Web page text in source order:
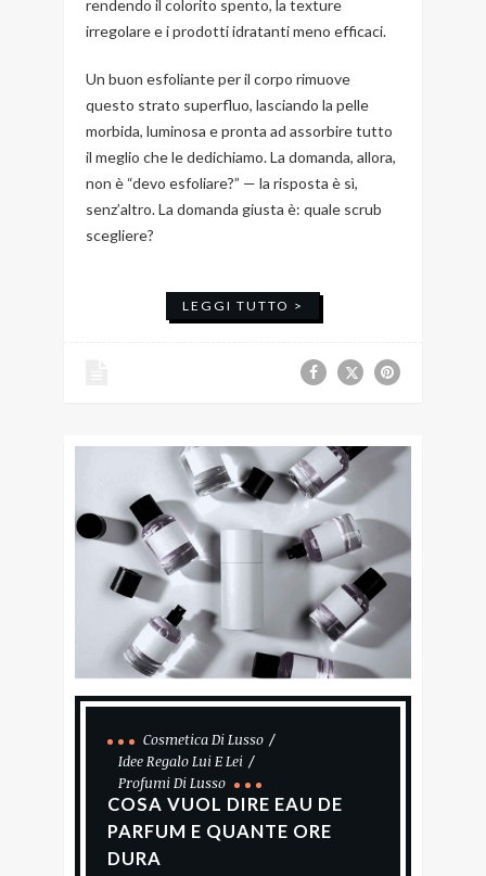
rendendo il colorito spento, la texture
irregolare e i prodotti idratanti meno efficaci.
Un buon esfoliante per il corpo rimuove
questo strato superfluo, lasciando la pelle
morbida, luminosa e pronta ad assorbire tutto
il meglio che le dedichiamo. La domanda, allora,
non è “devo esfoliare?” — la risposta è sì,
senz’altro. La domanda giusta è: quale scrub
scegliere?
LEGGI TUTTO >
Cosmetica Di Lusso
Idee Regalo Lui E Lei
Profumi Di Lusso
COSA VUOL DIRE EAU DE
PARFUM E QUANTE ORE
DURA